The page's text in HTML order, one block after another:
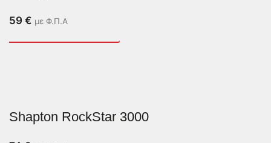
59 € με Φ.Π.Α
Shapton RockStar 3000